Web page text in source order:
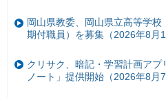
岡山県教委、岡山県立高等学
期付職員）を募集（2026年8月
クリサク、暗記・学習計画ア
ノート」提供開始（2026年8月7